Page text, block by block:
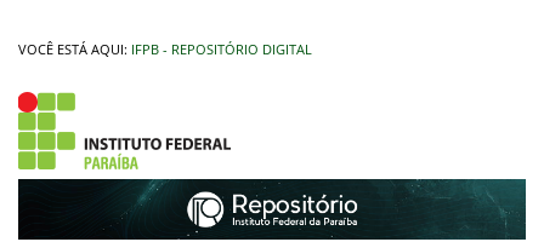
VOCÊ ESTÁ AQUI: IFPB - REPOSITÓRIO DIGITAL